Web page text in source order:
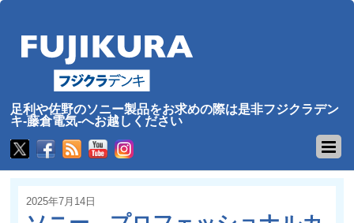
足利や佐野のソニー製品をお求めの際は是非フジクラデン
キ-藤倉電気-へお越しください
2025年7月14日